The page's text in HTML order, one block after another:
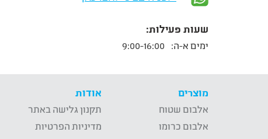
שעות פעילות:
ימים א-ה:
מוצרים
אלבום שטוח
אלבום כרומו
אודות
תקנון גלישה באתר
מדיניות הפרטיות